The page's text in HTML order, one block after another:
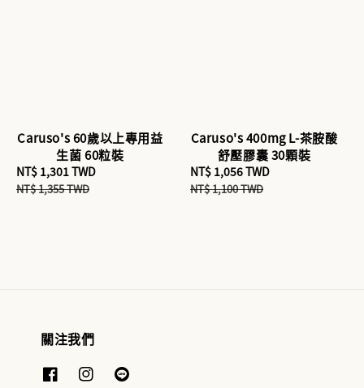
Caruso's 60歲以上專用益
生菌 60粒裝
Sale
price
NT$ 1,301 TWD
NT$ 1,355 TWD
Caruso's 400mg L-茶胺酸
舒壓膠囊 30顆裝
Sale
price
NT$ 1,056 TWD
NT$ 1,100 TWD
關注我們